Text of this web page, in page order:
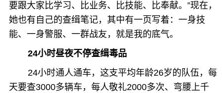
要跟大家比学习、比业务、比技能、比奉献。”现在，
她也有自己的查缉笔记，其中有一页写着：一身技
能、一身警服、一群战友，就是我的底气。
24小时昼夜不停查缉毒品
24小时通人通车，这支平均年龄26岁的队伍，每
天要查3000多辆车，每人敬礼2000多次、弯腰上千